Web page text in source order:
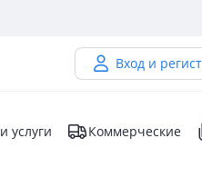
Вход и
услуги Коммерческие